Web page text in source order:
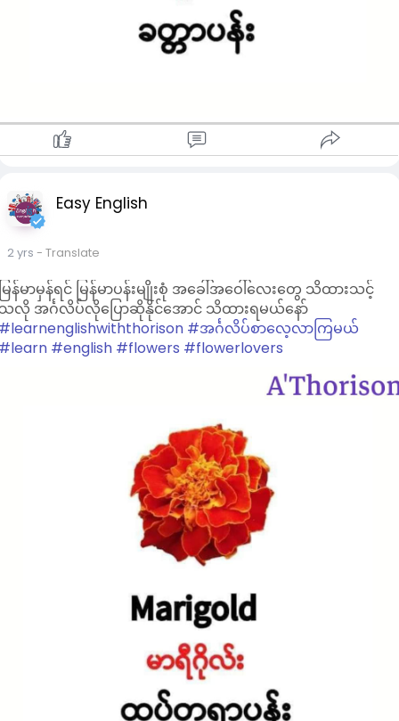
Easy English
2 yrs - Translate
ြန်မာမှန်ရင် မြန်မာပန်းမျိုးစုံ အခေါ်အဝေါ်လေးတွေ သိထားသင့်
လို အင်္ဂလိပ်လိုပြောဆိုနိုင်အောင် သိထားရမယ်နော်
#အင်္ဂလိပ်စာလေ့လာကြမယ်
#english #flowers #flowerlovers